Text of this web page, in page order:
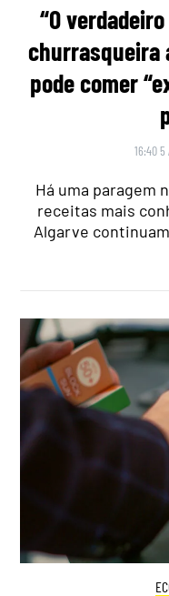
“O
churrasqueira
pode comer
16:40 5
Há uma paragem
receitas mais
Algarve